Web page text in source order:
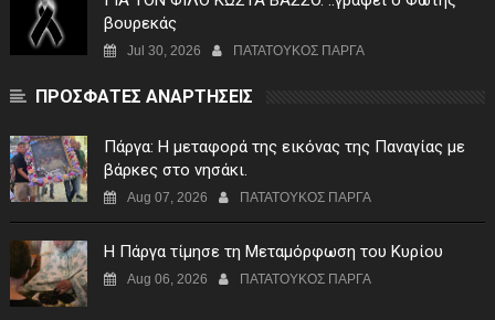
βουρεκάς
Jul 30, 2026 ΠΑΤΑΤΟΥΚΟΣ ΠΑΡΓΑ
ΠΡΟΣΦΑΤΕΣ ΑΝΑΡΤΗΣΕΙΣ
Πάργα: Η μεταφορά της εικόνας της Παναγίας με
βάρκες στο νησάκι.
Aug 07, 2026 ΠΑΤΑΤΟΥΚΟΣ ΠΑΡΓΑ
Η Πάργα τίμησε τη Μεταμόρφωση του Κυρίου
Aug 06, 2026 ΠΑΤΑΤΟΥΚΟΣ ΠΑΡΓΑ